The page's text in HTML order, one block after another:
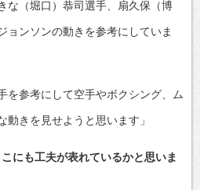
な（堀口）恭司選手、扇久保（博
ョンソンの動きを参考にしていま
を参考にして空手やボクシング、ム
きを見せようと思います」
にも工夫が表れているかと思いま